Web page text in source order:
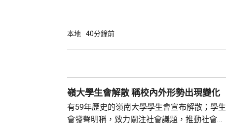
高達2米，包括安全網，以及遮蓋窗戶的發泡
火地點的可燃物料。現場並發現兩個煙蒂。 受
火勢蔓延影響，宏福苑共有924個...
本地 40分鐘前
嶺大學生會解散 稱校內外形勢出現變化
有59年歷史的嶺南大學學生會宣布解散；學生
會發聲明稱，致力關注社會議題，推動社會進